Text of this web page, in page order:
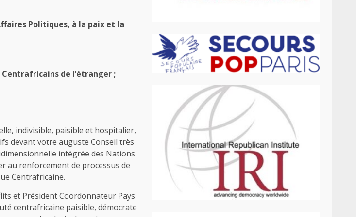
Politiques, à la paix et la
de l’étranger ;
indivisible, paisible et hospitalier,
devant votre auguste Conseil très
intégrée des Nations
au renforcement de processus de
Centrafricaine.
et Président Coordonnateur Pays
centrafricaine paisible, démocrate